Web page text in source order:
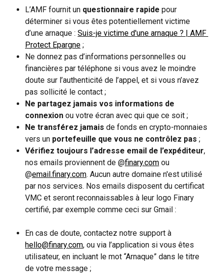
L’AMF fournit un questionnaire rapide pour
déterminer si vous êtes potentiellement victime
d’une arnaque : Suis-je victime d'une arnaque ? | AMF
Protect Epargne ;
Ne donnez pas d’informations personnelles ou
financières par téléphone si vous avez le moindre
doute sur l’authenticité de l’appel, et si vous n’avez
pas sollicité le contact ;
Ne partagez jamais vos informations de
connexion ou votre écran avec qui que ce soit ;
Ne transférez jamais de fonds en crypto-monnaies
vers un portefeuille que vous ne contrôlez pas ;
Vérifiez toujours l’adresse email de l’expéditeur,
nos emails proviennent de @finary.com ou
@email.finary.com. Aucun autre domaine n'est utilisé
par nos services. Nos emails disposent du certificat
VMC et seront reconnaissables à leur logo Finary
certifié, par exemple comme ceci sur Gmail :
En cas de doute, contactez notre support à
hello@finary.com, ou via l’application si vous êtes
utilisateur, en incluant le mot “Arnaque” dans le titre
de votre message ;